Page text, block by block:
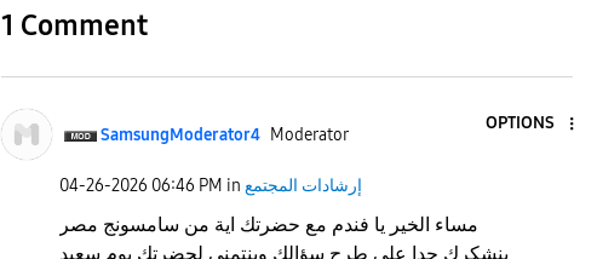
1 Comment
SamsungModerator4 Moderator
OPTIONS
‎04-26-2026 06:46 PM in إرشادات المجتمع
مساء الخير يا فندم مع حضرتك اية من سامسونج مصر
بنشكرك جدا على طرح سؤالك وبنتمنى لحضرتك يوم سعيد